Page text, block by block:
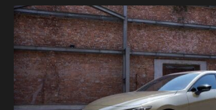
中，主力休旅 MAZDA CX-5 和 MAZDA
額 0 利率，都會通勤首選車型 MAZDA2 與
加贈乙式…